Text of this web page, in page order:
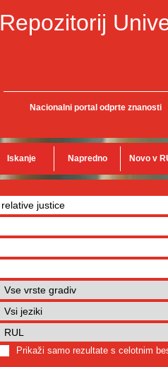
Repozitorij
Nacionalni portal odprte znanosti
Iskanje Napredno Novo v
Prikaži samo rezultate s celotnim